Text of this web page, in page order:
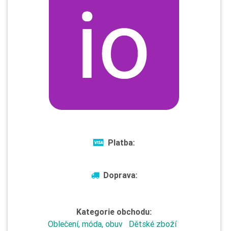
Platba:
Doprava:
Kategorie obchodu:
Oblečení, móda, obuv
Dětské zboží